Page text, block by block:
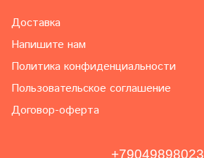
Доставка
Напишите нам
Политика конфиденциальности
Пользовательское соглашение
Договор-оферта
+79049898023